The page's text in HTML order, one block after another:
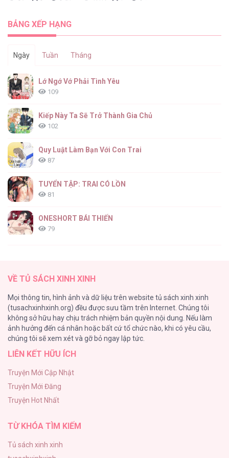
Red Shirt [...] – Chap 42
Red Shirt [...] – Chap 38
BẢNG XẾP HẠNG
Ngày Tuần Tháng
Lớ Ngớ Vớ Phải Tình Yêu
109
Kiếp Này Ta Sẽ Trở Thành Gia Chủ
102
Quy Luật Làm Bạn Với Con Trai
87
TUYỂN TẬP: TRAI CÓ LỒN
81
ONESHORT BÁI THIẾN
79
72
Hầu Nữ Bị Nguyền Rủa Trong Lâu Đài Của Công Tước
68
CẨN THẬN TRĂNG TRÒN THÁNG 3 ĐẤY
Tuyển Tập Manhwa Ngắn Bạo Dăm
49
VỀ TỦ SÁCH XINH XINH
Mọi thông tin, hình ảnh và dữ liệu trên website tủ sách xinh xinh
(tusachxinhxinh.org) đều được sưu tầm trên Internet. Chúng tôi
không sở hữu hay chịu trách nhiệm bản quyền nội dung. Nếu làm
ảnh hưởng đến cá nhân hoặc bất cứ tổ chức nào, khi có yêu cầu,
chúng tôi sẽ xem xét và gỡ bỏ ngay lập tức.
LIÊN KẾT HỮU ÍCH
Truyện Mới Cập Nhật
Truyện Mới Đăng
Truyện Hot Nhất
TỪ KHÓA TÌM KIẾM
Tủ sách xinh xinh